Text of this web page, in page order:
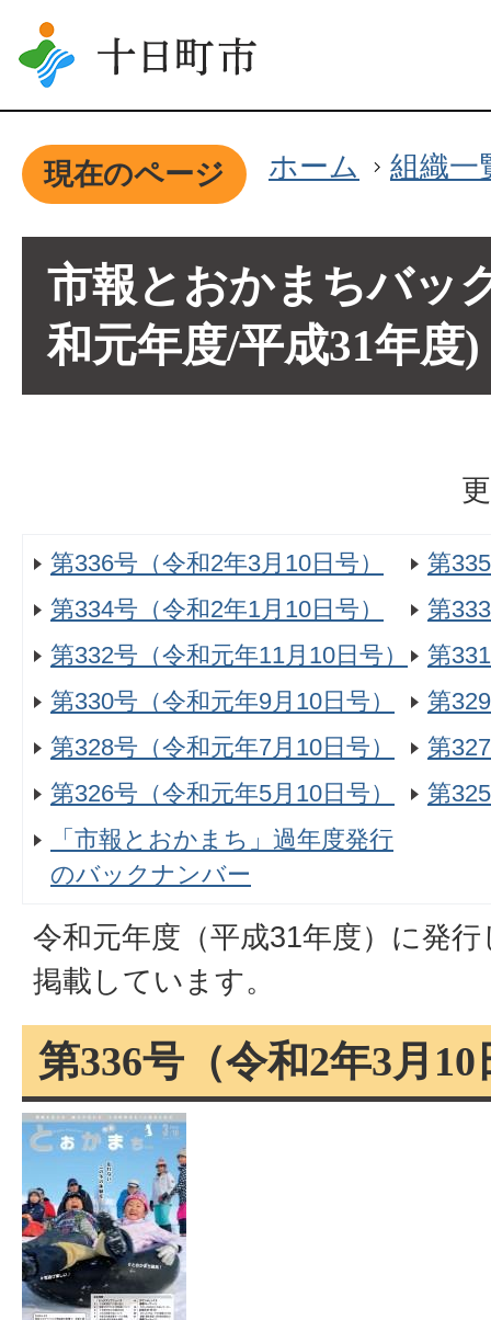
現在のページ ホーム 組織一
市報とおかまちバッ
和元年度/平成31年度)
第336号（令和2年3月10日号）
第
第334号（令和2年1月10日号）
第
第332号（令和元年11月10日号）
第
第330号（令和元年9月10日号）
第
第328号（令和元年7月10日号）
第
第326号（令和元年5月10日号）
第
「市報とおかまち」過年度発行
のバックナンバー
令和元年度（平成31年度）に発
掲載しています。
第336号（令和2年3月10